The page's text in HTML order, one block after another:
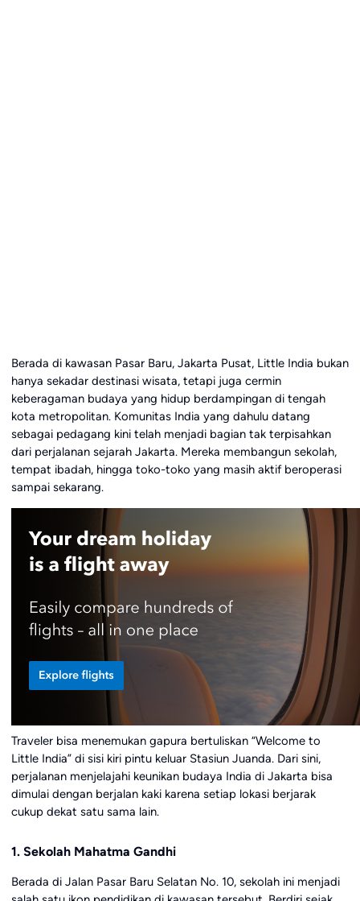
Berada di kawasan Pasar Baru, Jakarta Pusat, Little India bukan
hanya sekadar destinasi wisata, tetapi juga cermin
keberagaman budaya yang hidup berdampingan di tengah
kota metropolitan. Komunitas India yang dahulu datang
sebagai pedagang kini telah menjadi bagian tak terpisahkan
dari perjalanan sejarah Jakarta. Mereka membangun sekolah,
tempat ibadah, hingga toko-toko yang masih aktif beroperasi
sampai sekarang.
Traveler bisa menemukan gapura bertuliskan “Welcome to
Little India” di sisi kiri pintu keluar Stasiun Juanda. Dari sini,
perjalanan menjelajahi keunikan budaya India di Jakarta bisa
dimulai dengan berjalan kaki karena setiap lokasi berjarak
cukup dekat satu sama lain.
1. Sekolah Mahatma Gandhi
Berada di Jalan Pasar Baru Selatan No. 10, sekolah ini menjadi